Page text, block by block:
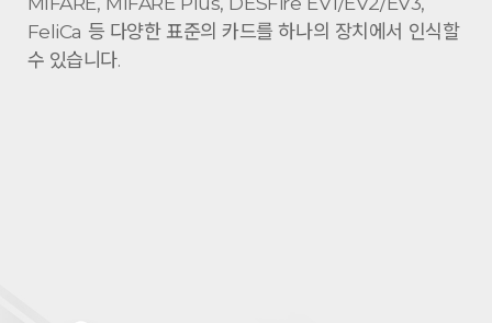
FeliCa 등 다양한 표준의 카드를 하나의 장치에서 인식할
수 있습니다.